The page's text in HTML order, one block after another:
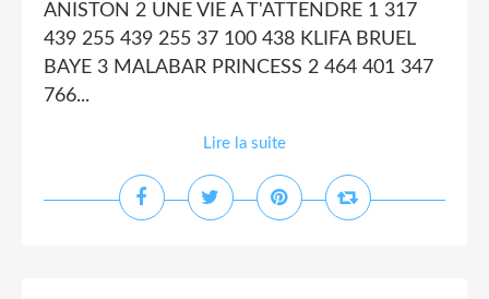
ANISTON 2 UNE VIE A T'ATTENDRE 1 317
439 255 439 255 37 100 438 KLIFA BRUEL
BAYE 3 MALABAR PRINCESS 2 464 401 347
766...
Lire la suite